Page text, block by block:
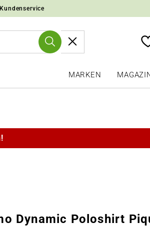
MARKEN
Dynamic Poloshirt